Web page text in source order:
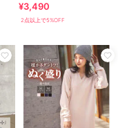
[E3512]
¥3,490
2点以上で5%OFF